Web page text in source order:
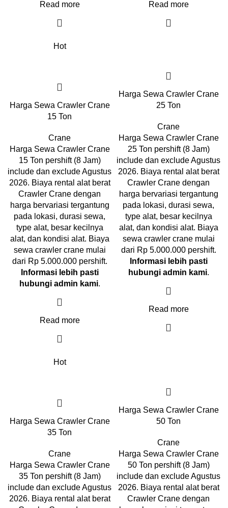
Read more Read more
Hot
Harga Sewa Crawler Crane
15 Ton
Crane
Harga Sewa Crawler Crane
15 Ton pershift (8 Jam)
include dan exclude Agustus
2026. Biaya rental alat berat
Crawler Crane dengan
harga bervariasi tergantung
pada lokasi, durasi sewa,
type alat, besar kecilnya
alat, dan kondisi alat. Biaya
sewa crawler crane mulai
dari Rp 5.000.000 pershift.
Informasi lebih pasti
hubungi admin kami.
Read more
Harga Sewa Crawler Crane
25 Ton
Crane
Harga Sewa Crawler Crane
25 Ton pershift (8 Jam)
include dan exclude Agustus
2026. Biaya rental alat berat
Crawler Crane dengan
harga bervariasi tergantung
pada lokasi, durasi sewa,
type alat, besar kecilnya
alat, dan kondisi alat. Biaya
sewa crawler crane mulai
dari Rp 5.000.000 pershift.
Informasi lebih pasti
hubungi admin kami.
Read more
Hot
Harga Sewa Crawler Crane
35 Ton
Crane
Harga Sewa Crawler Crane
35 Ton pershift (8 Jam)
include dan exclude Agustus
2026. Biaya rental alat berat
Harga Sewa Crawler Crane
50 Ton
Crane
Harga Sewa Crawler Crane
50 Ton pershift (8 Jam)
include dan exclude Agustus
2026. Biaya rental alat berat
Crawler Crane dengan